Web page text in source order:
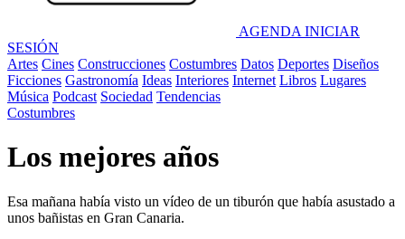
AGENDA INICIAR
SESIÓN
Artes Cines Construcciones Costumbres Datos Deportes Diseños
Ficciones Gastronomía Ideas Interiores Internet Libros Lugares
Música Podcast Sociedad Tendencias
Costumbres
Los mejores años
Esa mañana había visto un vídeo de un tiburón que había asustado a
unos bañistas en Gran Canaria.